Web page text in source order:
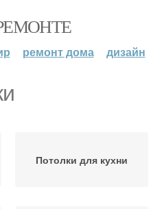
ремонт дома дизайн
Потолки для кухни